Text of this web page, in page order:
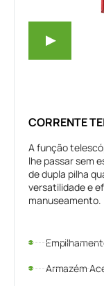
CORRENTE
A função
lhe passar sem
de dupla pilha
versatilidade e
manuseamento.
Armazém